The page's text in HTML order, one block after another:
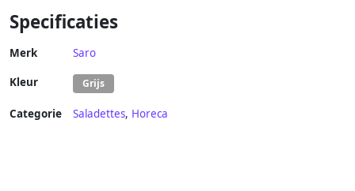
Specificaties
Merk Saro
Kleur Grijs
Categorie Saladettes, Horeca